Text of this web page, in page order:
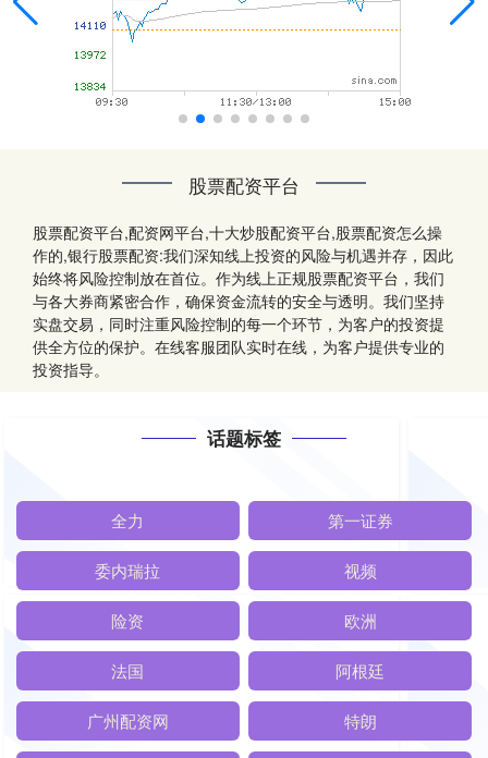
股票配资平台
股票配资平台,配资网平台,十大炒股配资平台,股票配资怎么操
作的,银行股票配资:我们深知线上投资的风险与机遇并存，因此
始终将风险控制放在首位。作为线上正规股票配资平台，我们
与各大券商紧密合作，确保资金流转的安全与透明。我们坚持
实盘交易，同时注重风险控制的每一个环节，为客户的投资提
供全方位的保护。在线客服团队实时在线，为客户提供专业的
投资指导。
话题标签
全力 第一证券
委内瑞拉 视频
险资 欧洲
法国 阿根廷
广州配资网 特朗